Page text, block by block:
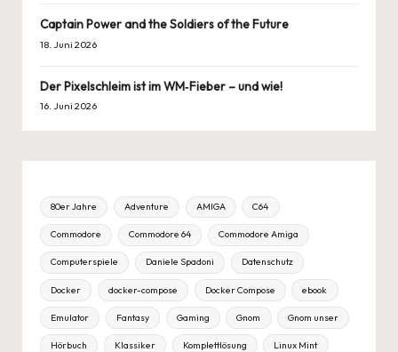
Captain Power and the Soldiers of the Future
18. Juni 2026
Der Pixelschleim ist im WM‑Fieber – und wie!
16. Juni 2026
80er Jahre Adventure AMIGA C64
Commodore Commodore 64 Commodore Amiga
Computerspiele Daniele Spadoni Datenschutz
Docker docker-compose Docker Compose ebook
Emulator Fantasy Gaming Gnom Gnom unser
Hörbuch Klassiker Komplettlösung Linux Mint